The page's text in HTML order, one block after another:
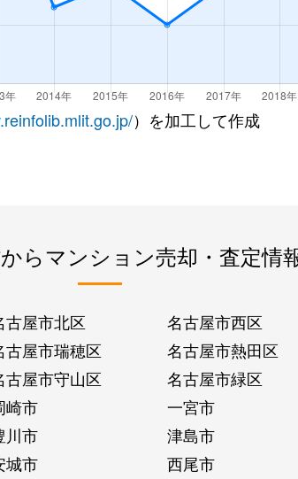
）を加工して作成
らマンション売却・査定情
古屋市北区
名古屋市西区
古屋市瑞穂区
名古屋市熱田区
古屋市守山区
名古屋市緑区
崎市
一宮市
川市
津島市
城市 西尾市